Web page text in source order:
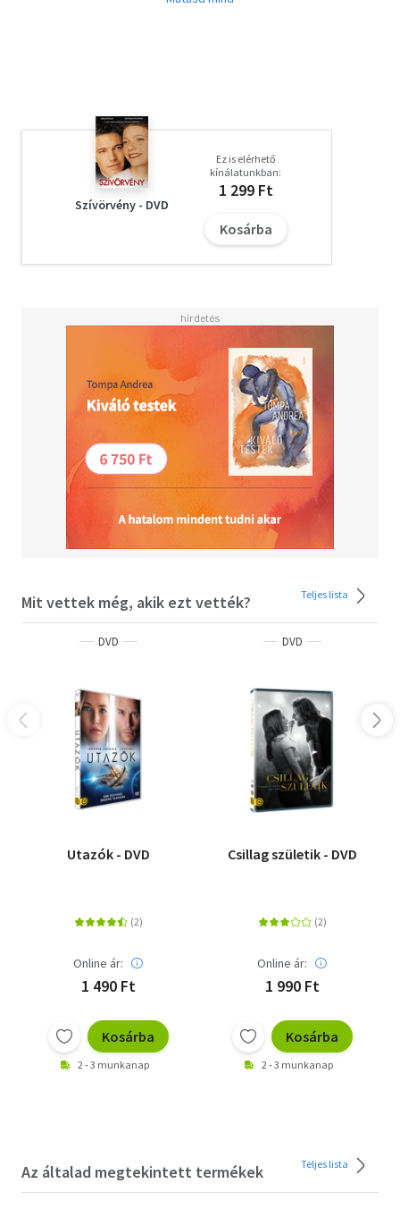
Szívörvény - DVD
Ez is elérhető
kínálatunkban:
1 299 Ft
Kosárba
Mit vettek még, akik ezt vették? Teljes lista
DVD
Utazók - DVD
Online ár:
1 490 Ft
Kosárba
2 - 3 munkanap
DVD
Csillag születik - DVD
Online ár:
1 990 Ft
Kosárba
2 - 3 munkanap
Az általad megtekintett termékek Teljes lista